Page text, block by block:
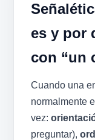
es y por
con “un
Cuando una
normalmente
vez:
preguntar),